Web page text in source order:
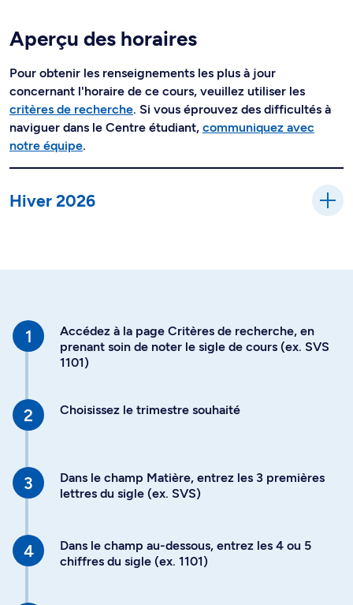
Aperçu des horaires
Pour obtenir les renseignements les plus à jour
concernant l'horaire de ce cours, veuillez utiliser les
critères de recherche. Si vous éprouvez des difficultés à
naviguer dans le Centre étudiant, communiquez avec
notre équipe.
Hiver 2026
Accédez à la page Critères de recherche, en
prenant soin de noter le sigle de cours (ex. SVS
1101)
Choisissez le trimestre souhaité
Dans le champ Matière, entrez les 3 premières
lettres du sigle (ex. SVS)
Dans le champ au-dessous, entrez les 4 ou 5
chiffres du sigle (ex. 1101)